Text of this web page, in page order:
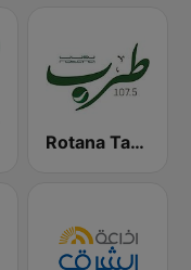
Rotana Tarab Jordan ( راديو روتانا طرب الاردن)